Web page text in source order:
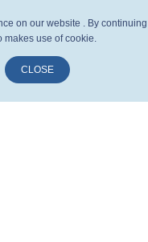
on our website . By continuing
makes use of cookie.
CLOSE